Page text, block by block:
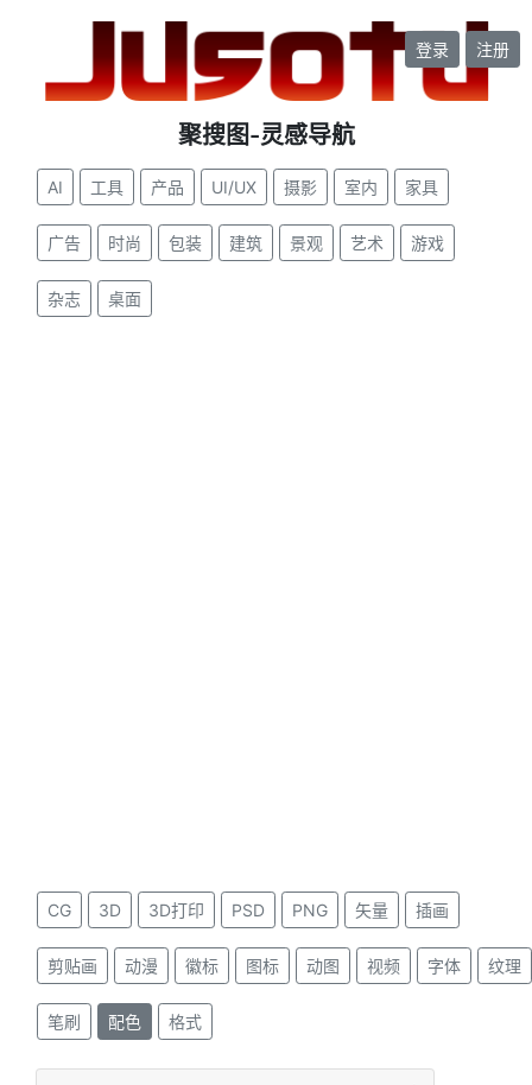
登录 注册
聚搜图-灵感导航
AI 工具 产品 UI/UX 摄影 室内 家具
广告 时尚 包装 建筑 景观 艺术 游戏
杂志 桌面
CG 3D 3D打印 PSD PNG 矢量 插画
剪贴画 动漫 徽标 图标 动图 视频 字体 纹理
笔刷 配色 格式